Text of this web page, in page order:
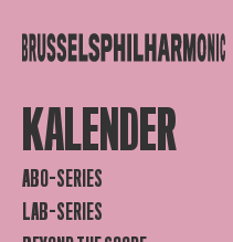
KALENDER
ABO-SERIES
LAB-SERIES